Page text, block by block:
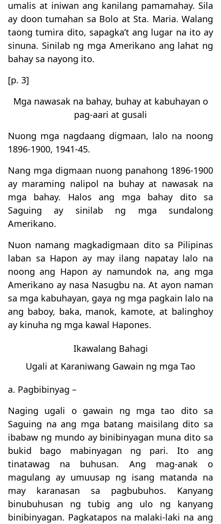
umalis at iniwan ang kanilang pamamahay. Sila
ay doon tumahan sa Bolo at Sta. Maria. Walang
taong tumira dito, sapagka’t ang lugar na ito ay
sinuna. Sinilab ng mga Amerikano ang lahat ng
bahay sa nayong ito.
[p. 3]
Mga nawasak na bahay, buhay at kabuhayan o
pag-aari at gusali
Nuong mga nagdaang digmaan, lalo na noong
1896-1900, 1941-45.
Nang mga digmaan nuong panahong 1896-1900
ay maraming nalipol na buhay at nawasak na
mga bahay. Halos ang mga bahay dito sa
Saguing ay sinilab ng mga sundalong
Amerikano.
Nuon namang magkadigmaan dito sa Pilipinas
laban sa Hapon ay may ilang napatay lalo na
noong ang Hapon ay namundok na, ang mga
Amerikano ay nasa Nasugbu na. At ayon naman
sa mga kabuhayan, gaya ng mga pagkain lalo na
ang baboy, baka, manok, kamote, at balinghoy
ay kinuha ng mga kawal Hapones.
Ikawalang Bahagi
Ugali at Karaniwang Gawain ng mga Tao
a. Pagbibinyag –
Naging ugali o gawain ng mga tao dito sa
Saguing na ang mga batang maisilang dito sa
ibabaw ng mundo ay binibinyagan muna dito sa
bukid bago mabinyagan ng pari. Ito ang
tinatawag na buhusan. Ang mag-anak o
magulang ay umuusap ng isang matanda na
may karanasan sa pagbubuhos. Kanyang
binubuhusan ng tubig ang ulo ng kanyang
binibinyagan. Pagkatapos na malaki-laki na ang